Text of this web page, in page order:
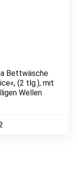
Bettwäsche
(2 tlg.), mit
Wellen